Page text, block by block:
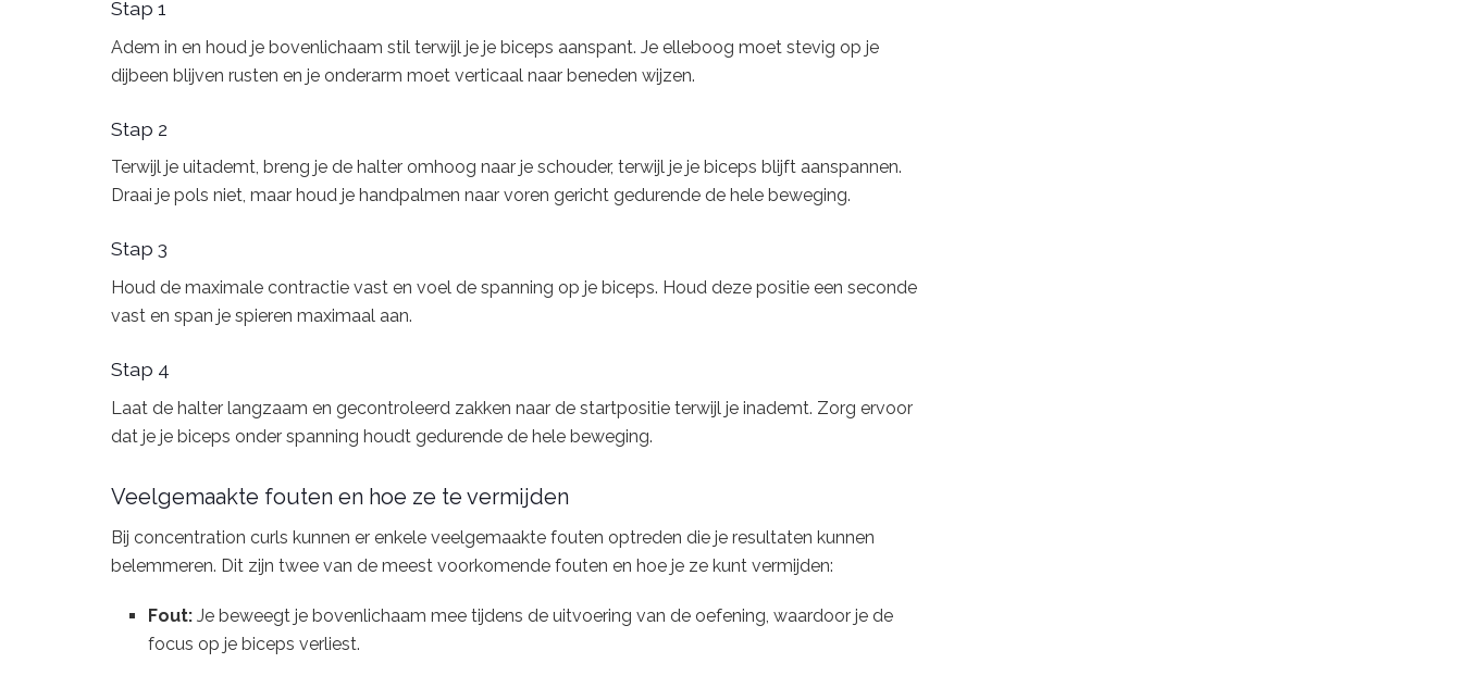
Stap 1
Adem in en houd je bovenlichaam stil terwijl je je biceps aanspant. Je elleboog moet stevig op je
dijbeen blijven rusten en je onderarm moet verticaal naar beneden wijzen.
Stap 2
Terwijl je uitademt, breng je de halter omhoog naar je schouder, terwijl je je biceps blijft aanspannen.
Draai je pols niet, maar houd je handpalmen naar voren gericht gedurende de hele beweging.
Stap 3
Houd de maximale contractie vast en voel de spanning op je biceps. Houd deze positie een seconde
vast en span je spieren maximaal aan.
Stap 4
Laat de halter langzaam en gecontroleerd zakken naar de startpositie terwijl je inademt. Zorg ervoor
dat je je biceps onder spanning houdt gedurende de hele beweging.
Veelgemaakte fouten en hoe ze te vermijden
Bij concentration curls kunnen er enkele veelgemaakte fouten optreden die je resultaten kunnen
belemmeren. Dit zijn twee van de meest voorkomende fouten en hoe je ze kunt vermijden:
Fout: Je beweegt je bovenlichaam mee tijdens de uitvoering van de oefening, waardoor je de
focus op je biceps verliest.